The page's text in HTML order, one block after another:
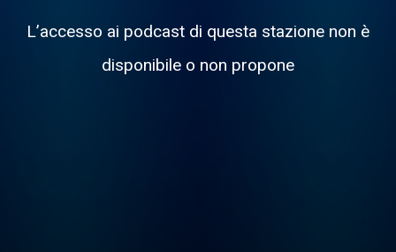
L’accesso ai podcast di questa stazione non è
disponibile o non propone